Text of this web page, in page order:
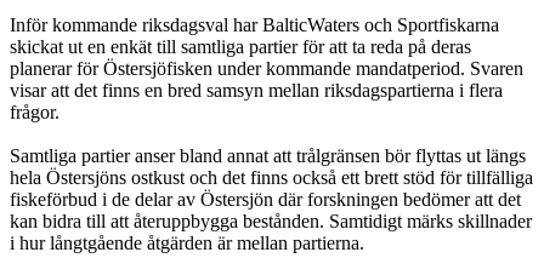
Inför kommande riksdagsval har BalticWaters och Sportfiskarna
skickat ut en enkät till samtliga partier för att ta reda på deras
planerar för Östersjöfisken under kommande mandatperiod. Svaren
visar att det finns en bred samsyn mellan riksdagspartierna i flera
frågor.
Samtliga partier anser bland annat att trålgränsen bör flyttas ut längs
hela Östersjöns ostkust och det finns också ett brett stöd för tillfälliga
fiskeförbud i de delar av Östersjön där forskningen bedömer att det
kan bidra till att återuppbygga bestånden. Samtidigt märks skillnader
i hur långtgående åtgärden är mellan partierna.